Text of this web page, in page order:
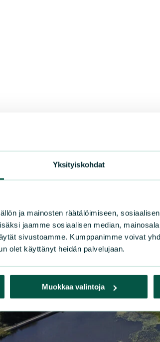
Yksityiskohdat
ja mainosten räätälöimiseen,
jaamme sosiaalisen median,
sivustoamme. Kumppanimme voivat
olet käyttänyt heidän palvelujaan.
Muokkaa valintoja